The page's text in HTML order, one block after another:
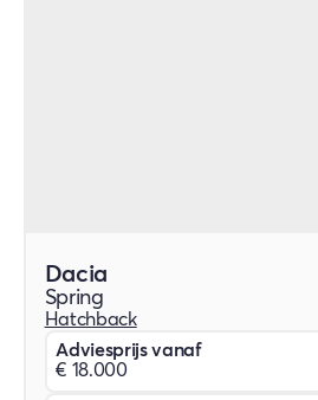
Dacia
Spring
Hatchback
Adviesprijs vanaf
€ 18.000